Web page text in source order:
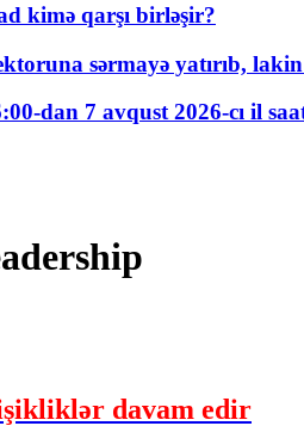
kimə qarşı birləşir?
sərmayə yatırıb,
dan 7 avqust 2026-cı il
davam edir